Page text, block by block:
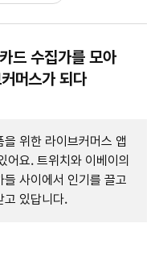
드 수집가를 모아
머스가 되다
위한 라이브커머스 앱
어요. 트위치와 이베이의
사이에서 인기를 끌고
고 있답니다.